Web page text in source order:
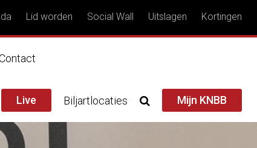
Lid worden Social Wall Uitslagen Kortingen
Live Biljartlocaties Mijn KNBB